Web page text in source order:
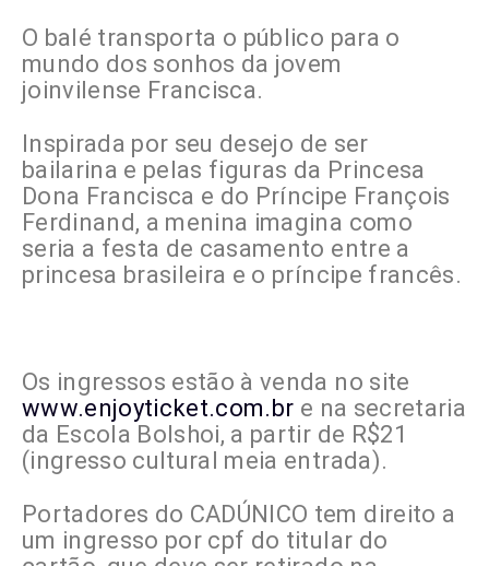
O balé transporta o público para o
mundo dos sonhos da jovem
joinvilense Francisca.
Inspirada por seu desejo de ser
bailarina e pelas figuras da Princesa
Dona Francisca e do Príncipe François
Ferdinand, a menina imagina como
seria a festa de casamento entre a
princesa brasileira e o príncipe francês.
Os ingressos estão à venda no site
www.enjoyticket.com.br e na secretaria
da Escola Bolshoi, a partir de R$21
(ingresso cultural meia entrada).
Portadores do CADÚNICO tem direito a
um ingresso por cpf do titular do